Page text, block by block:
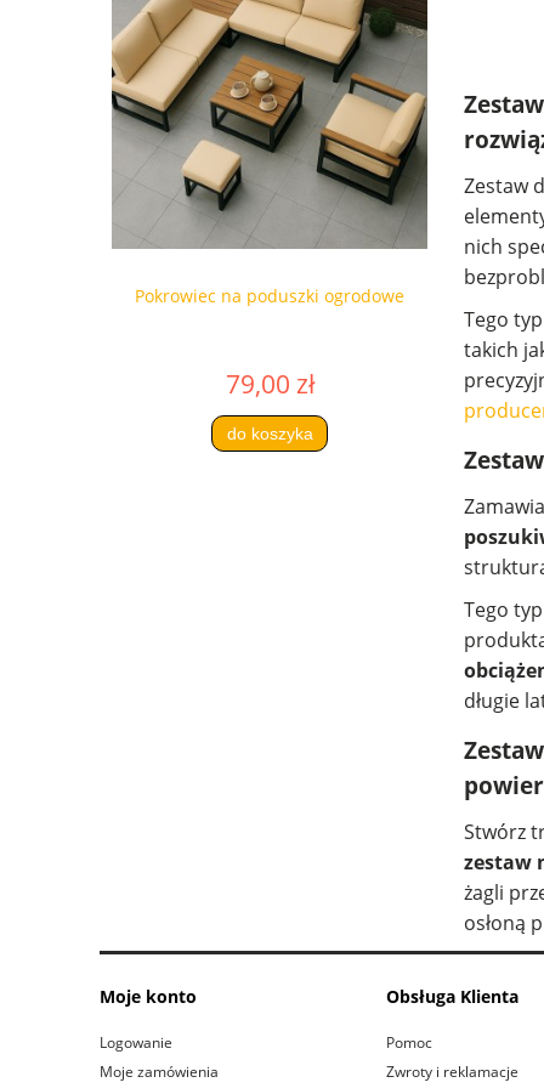
Pokrowiec na poduszki ogrodowe
79,00 zł
do koszyka
Zestaw
nich
Tego
takich
Tego
długie
Stwórz
zestaw
żagli
osłoną
Moje konto
Logowanie
Moje zamówienia
Obsługa Klienta
Pomoc
Zwroty i reklamacje